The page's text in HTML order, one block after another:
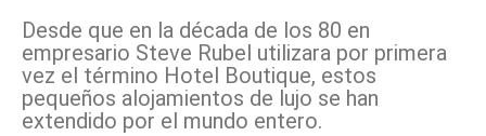
Desde que en la década de los 80 en
empresario Steve Rubel utilizara por primera
vez el término Hotel Boutique, estos
pequeños alojamientos de lujo se han
extendido por el mundo entero.